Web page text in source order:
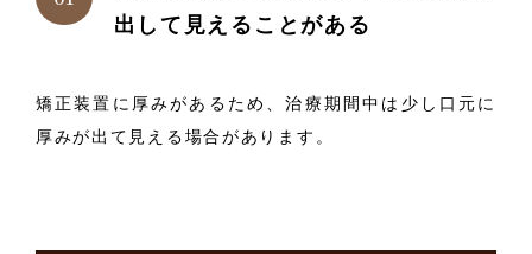
出して見えることがある
矯正装置に厚みがあるため、治療期間中は少し口元に
厚みが出て見える場合があります。